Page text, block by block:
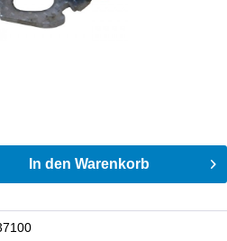
In den Warenkorb